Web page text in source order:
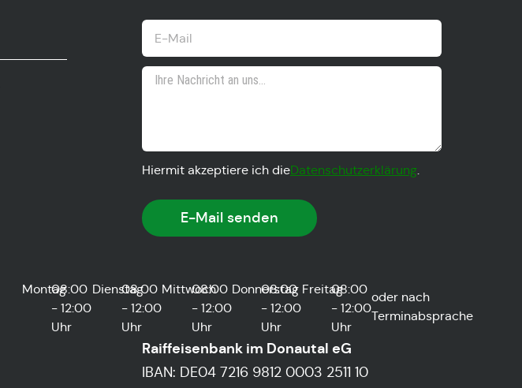
Hiermit akzeptiere ich dieDatenschutzerklärung.
E-Mail senden
Montag08:00
- 12:00
Uhr
Dienstag
08:00
- 12:00
Uhr
Mittwoch
08:00
- 12:00
Uhr
Donnerstag
08:00
- 12:00
Uhr
Freitag08:00
- 12:00
Uhr
oder nach
Terminabsprache
Raiffeisenbank im Donautal eG
IBAN: DE04 7216 9812 0003 2511 10